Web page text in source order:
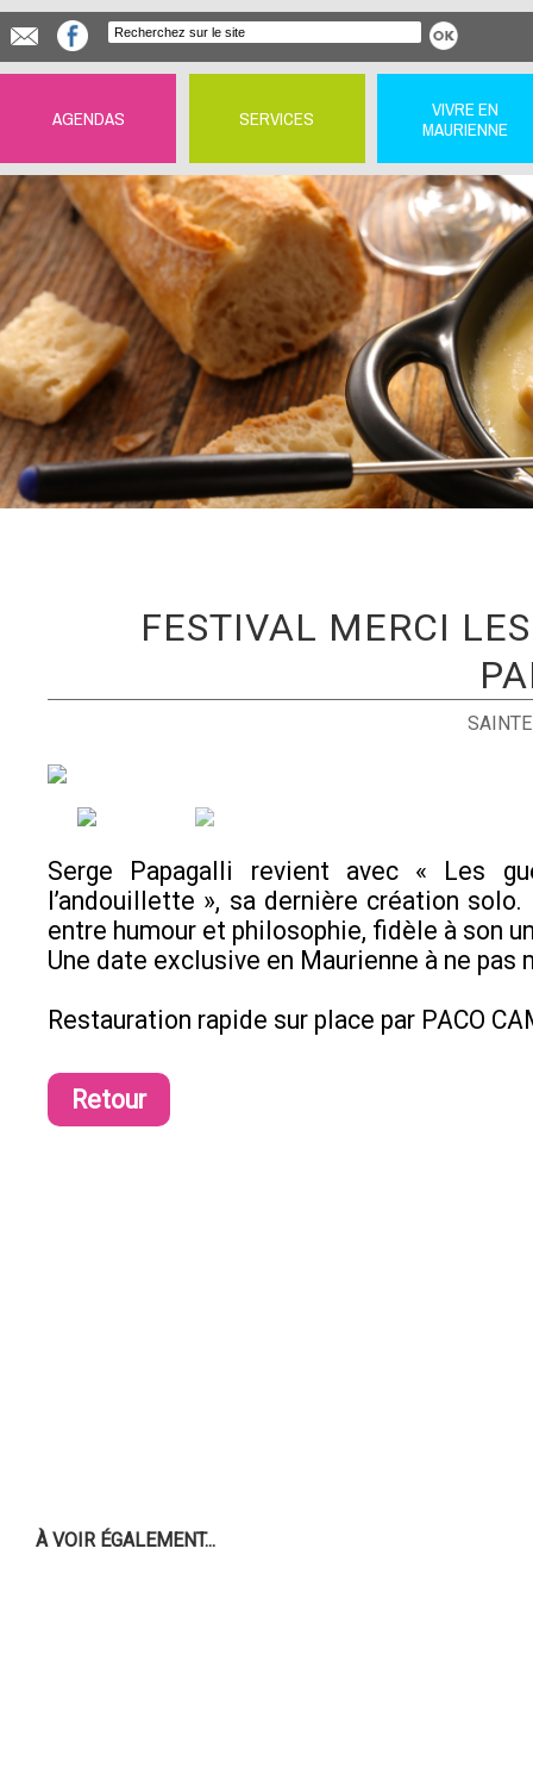
AGENDAS SERVICES
VIVRE EN
MAURIENNE
FESTIVAL MERCI
Serge Papagalli revient avec « Les
l’andouillette », sa dernière création solo.
entre humour et philosophie, fidèle à son
Une date exclusive en Maurienne à ne pas
Restauration rapide sur place par PACO
Retour
À VOIR ÉGALEMENT...